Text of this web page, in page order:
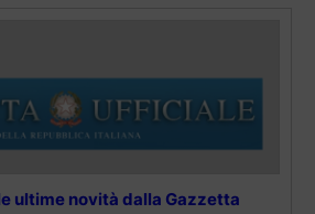
ultime novità dalla Gazzetta